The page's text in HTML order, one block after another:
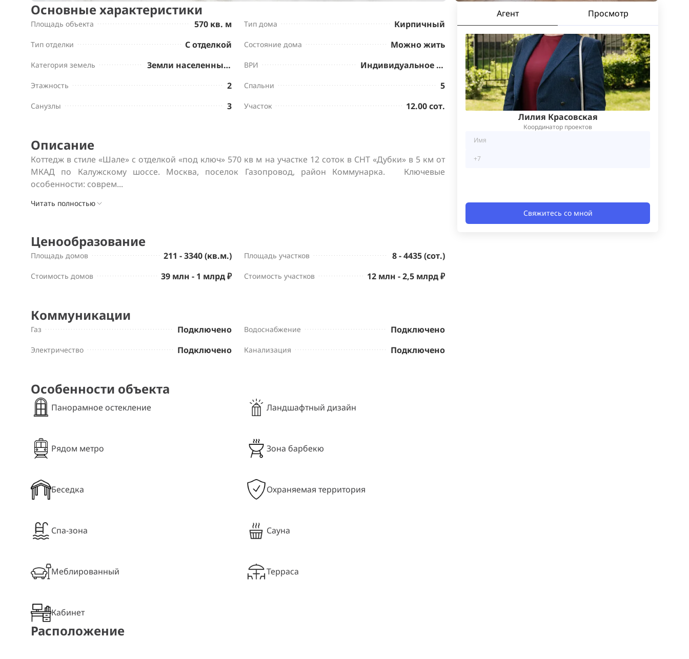
Основные характеристики
Площадь объекта 570 кв. м Тип дома Кирпичный
Тип отделки С отделкой Состояние дома Можно жить
Категория земель Земли населенных пунктов ВРИ Индивидуальное жилищное строительство
Этажность 2 Спальни 5
Санузлы 3 Участок 12.00 сот.
Описание
Коттедж в стиле «Шале» с отделкой «под ключ» 570 кв м на участке 12 соток в СНТ «Дубки» в 5 км от
МКАД по Калужскому шоссе. Москва, поселок Газопровод, район Коммунарка.   Ключевые
особенности: соврем...
Читать полностью
Ценообразование
Площадь домов 211 - 3340 (кв.м.) Площадь участков 8 - 4435 (сот.)
Стоимость домов 39 млн - 1 млрд ₽ Стоимость участков 12 млн - 2,5 млрд ₽
Коммуникации
Газ Подключено Водоснабжение Подключено
Электричество Подключено Канализация Подключено
Особенности объекта
Панорамное остекление Ландшафтный дизайн
Рядом метро Зона барбекю
Беседка Охраняемая территория
Спа-зона Сауна
Меблированный Терраса
Кабинет
Агент Просмотр
Лилия Красовская
Координатор проектов
Свяжитесь со мной
Расположение